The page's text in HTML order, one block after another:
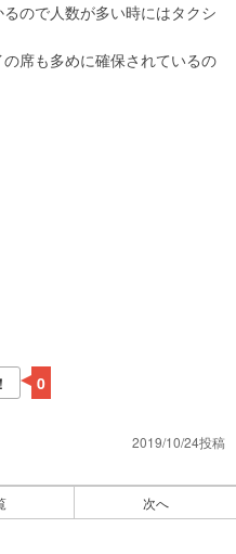
ので人数が多い時にはタクシ
席も多めに確保されているの
0
2019/10/24投稿
次へ